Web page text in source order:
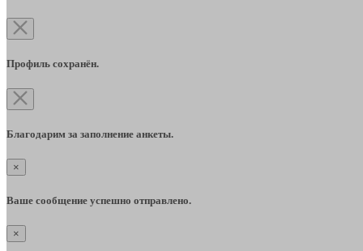
Профиль сохранён.
Благодарим за заполнение анкеты.
×
Ваше сообщение успешно отправлено.
×